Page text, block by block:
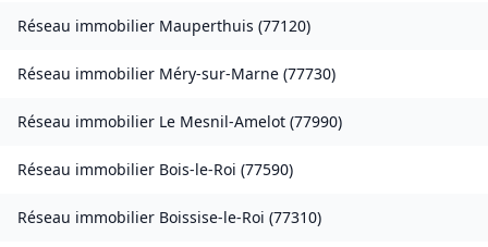
Réseau immobilier Mauperthuis (77120)
Réseau immobilier Méry-sur-Marne (77730)
Réseau immobilier Le Mesnil-Amelot (77990)
Réseau immobilier Bois-le-Roi (77590)
Réseau immobilier Boissise-le-Roi (77310)